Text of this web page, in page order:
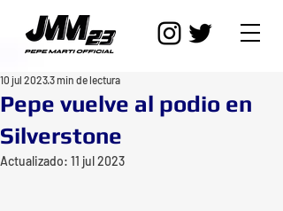
Pepe vuelve al podio en
Silverstone
10 jul 20233 min de lectura
Actualizado: 11 jul 2023